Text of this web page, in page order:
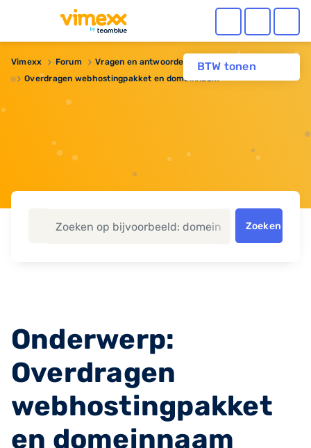
BTW tonen
Vimexx Forum
Vragen en antwoorden
Overdragen webhostingpakket en domeinnaam
Zoeken
Onderwerp:
Overdragen
webhostingpakket
en domeinnaam